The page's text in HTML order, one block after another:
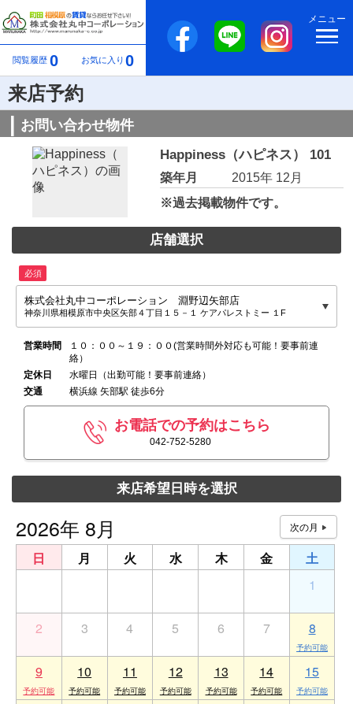
閲覧履歴 0 お気に入り 0
メニュー
来店予約
お問い合わせ物件
Happiness（ハピネス） 101
築年月
2015年 12月
※過去掲載物件です。
店舗選択
必須
株式会社丸中コーポレーション 淵野辺矢部店
神奈川県相模原市中央区矢部４丁目１５－１ ケアパレストミー １F
営業時間
１０：００～１９：００(営業時間外対応も可能！要事前連
絡）
定休日
水曜日（出勤可能！要事前連絡）
交通
横浜線 矢部駅 徒歩6分
お電話での予約はこちら
042-752-5280
来店希望日時を選択
2026年 8月
日 月 火 水 木 金
土
1
2 3 4 5 6 7 8
9 10 11 12 13 14 15